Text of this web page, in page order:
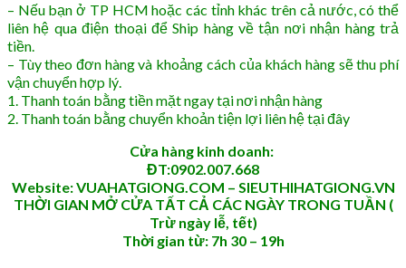
– Nếu bạn ở TP HCM hoặc các tỉnh khác trên cả nước, có thể
liên hệ qua điện thoại để Ship hàng về tận nơi nhận hàng trả
tiền.
– Tùy theo đơn hàng và khoảng cách của khách hàng sẽ thu phí
vận chuyển hợp lý.
1. Thanh toán bằng tiền mặt ngay tại nơi nhận hàng
2. Thanh toán bằng chuyển khoản tiện lợi liên hệ tại đây
Cửa hàng kinh doanh:
ĐT:0902.007.668
Website: VUAHATGIONG.COM – SIEUTHIHATGIONG.VN
THỜI GIAN MỞ CỬA TẤT CẢ CÁC NGÀY TRONG TUẦN (
Trừ ngày lễ, tết)
Thời gian từ: 7h 30 – 19h